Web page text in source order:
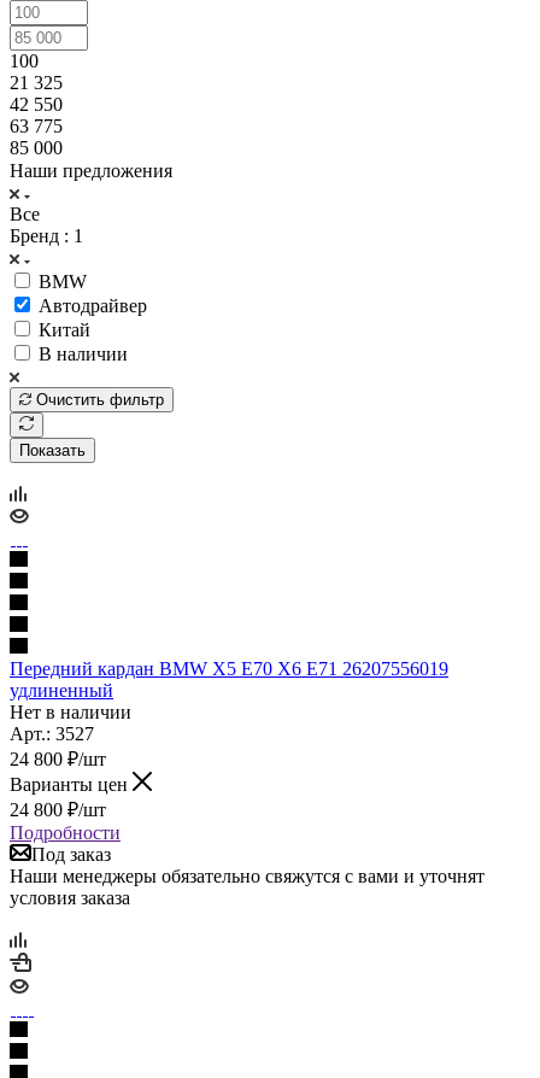
100
21 325
42 550
63 775
85 000
Наши предложения
Все
Бренд : 1
BMW
Автодрайвер
Китай
В наличии
Очистить фильтр
Показать
Передний кардан BMW X5 E70 X6 E71 26207556019
удлиненный
Нет в наличии
Арт.: 3527
24 800 ₽/шт
Варианты цен
24 800 ₽/шт
Подробности
Под заказ
Наши менеджеры обязательно свяжутся с вами и уточнят
условия заказа